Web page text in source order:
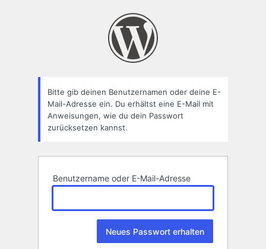
Bitte gib deinen Benutzernamen oder deine E-
Mail-Adresse ein. Du erhältst eine E-Mail mit
Anweisungen, wie du dein Passwort
zurücksetzen kannst.
Benutzername oder E-Mail-Adresse